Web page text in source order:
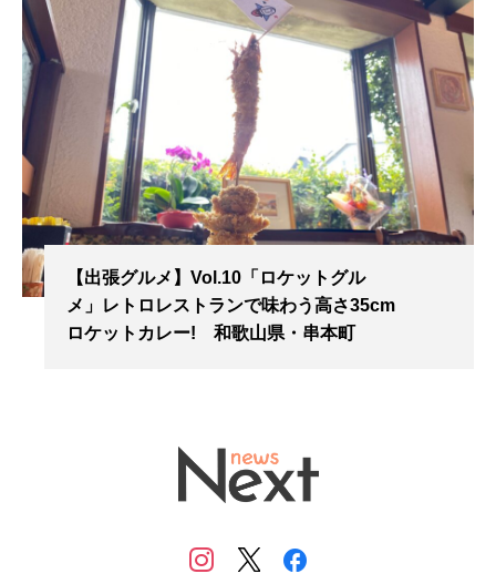
【出張グルメ】Vol.10「ロケットグル
メ」レトロレストランで味わう高さ35cm
ロケットカレー! 和歌山県・串本町